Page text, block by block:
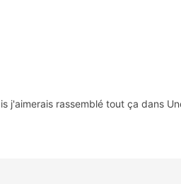
j'aimerais rassemblé tout ça dans